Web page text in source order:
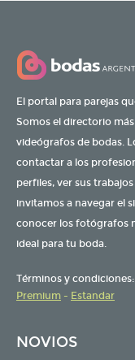
El portal para parejas
Somos el directorio
videógrafos de bodas.
contactar a los
perfiles, ver sus
invitamos a navegar el
conocer los fotógrafos
ideal para tu boda.
Términos y condiciones:
Premium - Estandar
NOVIOS